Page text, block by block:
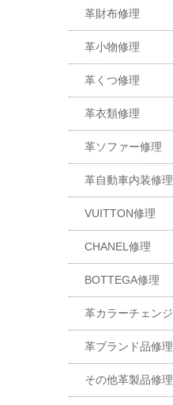
革財布修理
革小物修理
革くつ修理
革衣類修理
革ソファー修理
革自動車内装修理
VUITTON修理
CHANEL修理
BOTTEGA修理
革カラーチェンジ
革ブランド品修理
その他革製品修理